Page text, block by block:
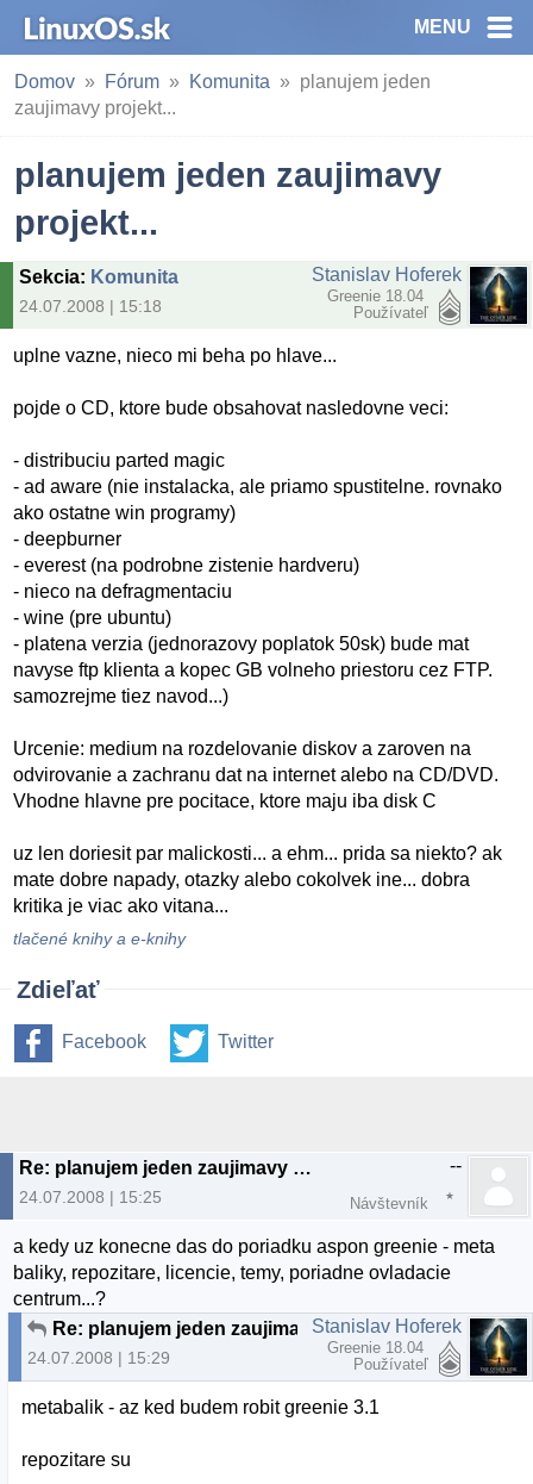
MENU
Domov Fórum Komunita
planujem jeden
zaujimavy projekt...
planujem jeden zaujimavy
projekt...
Sekcia: Komunita
24.07.2008 | 15:18
Stanislav Hoferek
Greenie 18.04
Používateľ
uplne vazne, nieco mi beha po hlave...
pojde o CD, ktore bude obsahovat nasledovne veci:
- distribuciu parted magic
- ad aware (nie instalacka, ale priamo spustitelne. rovnako
ako ostatne win programy)
- deepburner
- everest (na podrobne zistenie hardveru)
- nieco na defragmentaciu
- wine (pre ubuntu)
- platena verzia (jednorazovy poplatok 50sk) bude mat
navyse ftp klienta a kopec GB volneho priestoru cez FTP.
samozrejme tiez navod...)
Urcenie: medium na rozdelovanie diskov a zaroven na
odvirovanie a zachranu dat na internet alebo na CD/DVD.
Vhodne hlavne pre pocitace, ktore maju iba disk C
uz len doriesit par malickosti... a ehm... prida sa niekto? ak
mate dobre napady, otazky alebo cokolvek ine... dobra
kritika je viac ako vitana...
tlačené knihy a e-knihy
Zdieľať
Facebook Twitter
Re: planujem jeden zaujimavy projekt...
24.07.2008 | 15:25
--
Návštevník
a kedy uz konecne das do poriadku aspon greenie - meta
baliky, repozitare, licencie, temy, poriadne ovladacie
centrum...?
Re: planujem jeden zaujimavy projekt...
24.07.2008 | 15:29
Stanislav Hoferek
Greenie 18.04
Používateľ
metabalik - az ked budem robit greenie 3.1
repozitare su